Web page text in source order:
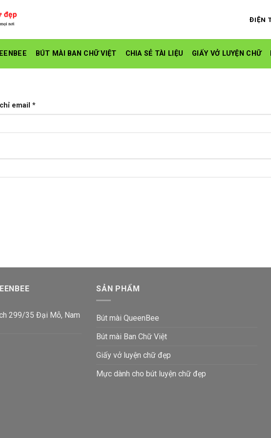
ĐIỆN
BÚT MÀI BAN CHỮ VIỆT CHIA SẺ TÀI LIỆU GIẤY VỞ LUYỆN CHỮ
email *
299/35 Đại Mỗ, Nam
SẢN PHẨM
Bút mài QueenBee
Bút mài Ban Chữ Việt
Giấy vở luyện chữ đẹp
Mực dành cho bút luyện chữ đẹp